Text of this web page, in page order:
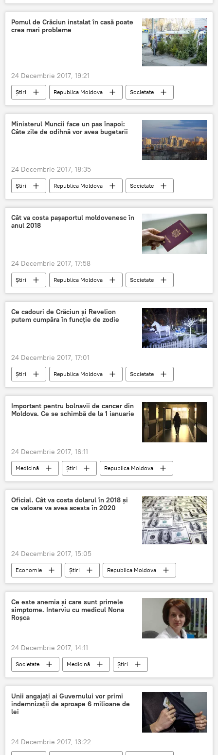
japonia
viză pentru Japonia
călătorie de scurtă durată
pașaport moldovenesc
Pomul de Crăciun instalat în casă poate
crea mari probleme
24 Decembrie 2017, 19:21
Știri Republica Moldova
Societate
târgul de brazi
Revelionul
Ministerul Muncii face un pas înapoi:
Câte zile de odihnă vor avea bugetarii
24 Decembrie 2017, 18:35
Știri Republica Moldova
Societate
Moldova
zile de sărbătoare
bugetari
zile de odihnă
zile libere vacanță
Cât va costa pașaportul moldovenesc în
anul 2018
24 Decembrie 2017, 17:58
Știri Republica Moldova
Societate
costul pașapoartelor moldovenești
Ce cadouri de Crăciun și Revelion
putem cumpăra în funcție de zodie
24 Decembrie 2017, 17:01
Știri Republica Moldova
Societate
zodie
horoscop 2018
cadouri
crăciun
Revelion
Important pentru bolnavii de cancer din
Moldova. Ce se schimbă de la 1 ianuarie
24 Decembrie 2017, 16:11
Medicină Știri
Republica Moldova
Societate
spital bolnavi de cancer
Oficial. Cât va costa dolarul în 2018 și
ce valoare va avea acesta în 2020
24 Decembrie 2017, 15:05
Economie Știri
Republica Moldova
BNM
Ministerul Finanțelor
dolari SUA
Ce este anemia și care sunt primele
simptome. Interviu cu medicul Nona
Roșca
24 Decembrie 2017, 14:11
Societate Medicină
Știri
Republica Moldova
simptome
cauze
tratament
Sănătate
Unii angajați ai Guvernului vor primi
indemnizații de aproape 6 milioane de
lei
24 Decembrie 2017, 13:22